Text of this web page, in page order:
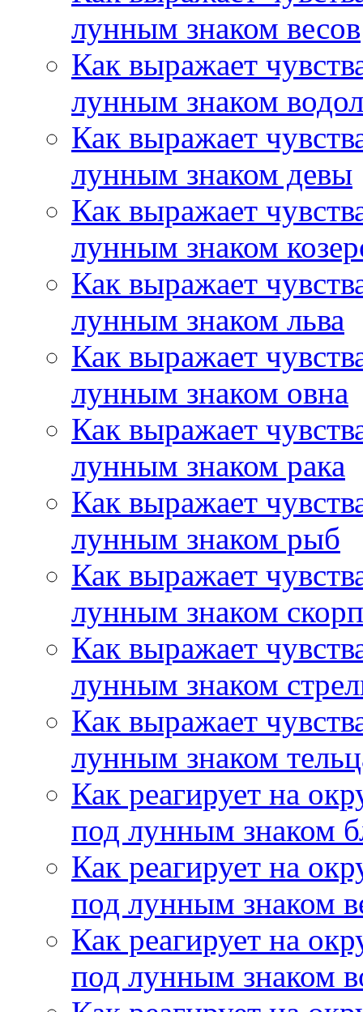
лунным знаком весов
Как выражает
лунным знаком
Как выражает
лунным знаком девы
Как выражает
лунным знаком
Как выражает
лунным знаком льва
Как выражает
лунным знаком овна
Как выражает
лунным знаком рака
Как выражает
лунным знаком рыб
Как выражает
лунным знаком
Как выражает
лунным знаком
Как выражает
лунным знаком
Как реагирует на
под лунным знаком
Как реагирует на
под лунным знаком
Как реагирует на
под лунным знаком